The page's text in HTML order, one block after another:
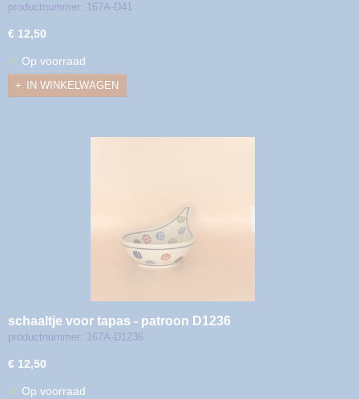
productnummer: 167A-D41
€ 12,50
✓ Op voorraad
IN WINKELWAGEN
schaaltje voor tapas - patroon D1236
productnummer: 167A-D1236
€ 12,50
✓ Op voorraad